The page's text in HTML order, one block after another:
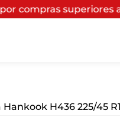
a $200.000*
H436 225/45